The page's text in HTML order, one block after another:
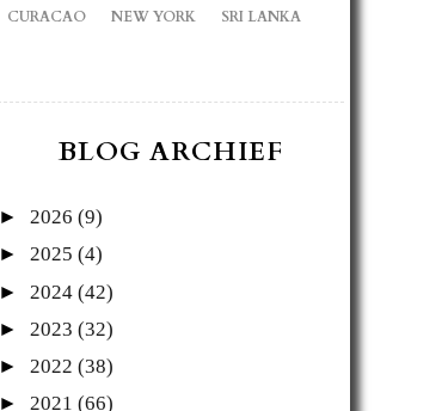
CURACAO NEW YORK SRI LANKA
BLOG ARCHIEF
► 2026 (9)
► 2025 (4)
► 2024 (42)
► 2023 (32)
► 2022 (38)
► 2021 (66)